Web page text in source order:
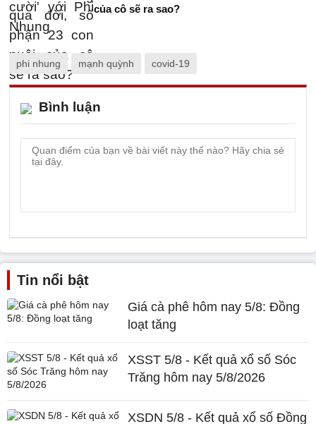
của cô sẽ ra sao?
phi nhung mạnh quỳnh covid-19
Bình luận
Tin nổi bật
Giá cà phê hôm nay 5/8: Đồng
loạt tăng
XSST 5/8 - Kết quả xổ số Sóc
Trăng hôm nay 5/8/2026
XSDN 5/8 - Kết quả xổ số Đồng